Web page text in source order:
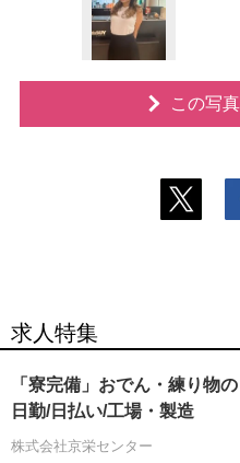
この写
求人特集
「寮完備」おでん・練り物
日勤/日払い/工場・製造
株式会社京栄センター